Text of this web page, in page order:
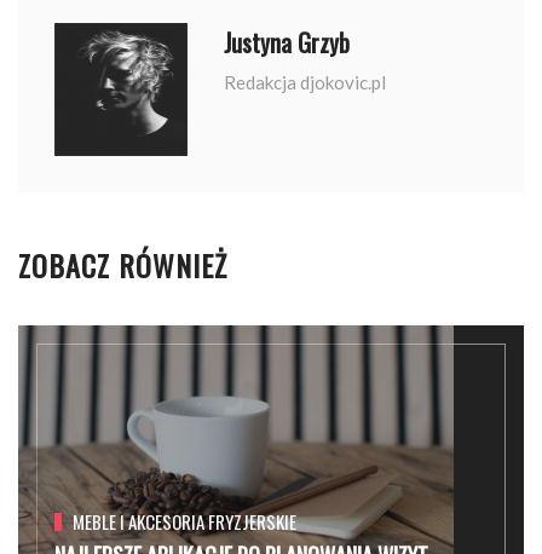
Justyna Grzyb
Redakcja djokovic.pl
ZOBACZ RÓWNIEŻ
MEBLE I AKCESORIA FRYZJERSKIE